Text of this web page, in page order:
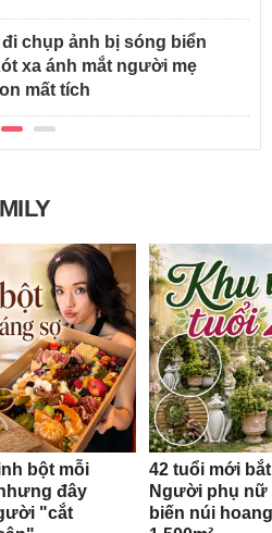
chụp ảnh bị sóng biển
xa ánh mắt người mẹ
mất tích
bột mỗi
đây
"cắt
42 tuổi mới
Người phụ nữ
biến núi